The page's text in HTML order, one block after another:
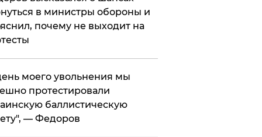
в министры обороны и
почему не выходит на
моего увольнения мы
протестировали
баллистическую
— Федоров